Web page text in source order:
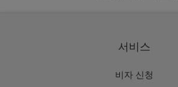
서비스
비자 신청